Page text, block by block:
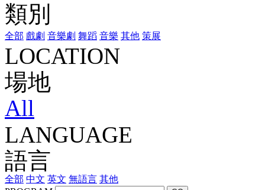
類別
全部 戲劇 音樂劇 舞蹈 音樂 其他 策展
LOCATION
場地
All
LANGUAGE
語言
全部 中文 英文 無語言 其他